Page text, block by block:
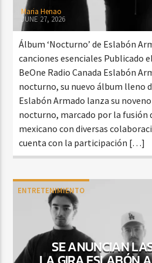
Beone Radio
Maria Henao
JUNE 27, 2026
Álbum ‘Nocturno’ de Eslabón
canciones esenciales Publicado
BeOne Radio Canada Eslabón
nocturno, su nuevo álbum lleno
Eslabón Armado lanza su
nocturno, marcado por la fusión
mexicano con diversas
cuenta con la participación […]
ENTRETENIMIENTO
SE ANUNCIAN